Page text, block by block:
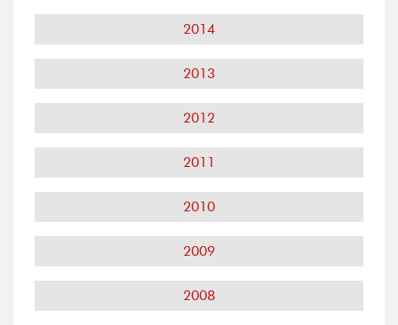
2014
2013
2012
2011
2010
2009
2008